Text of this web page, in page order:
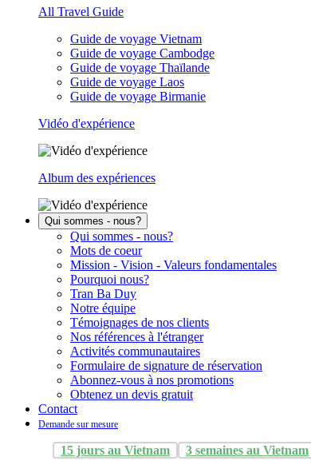
All Travel Guide
Guide de voyage Vietnam
Guide de voyage Cambodge
Guide de voyage Thaïlande
Guide de voyage Laos
Guide de voyage Birmanie
Vidéo d'expérience
Album des expériences
Qui sommes - nous?
Qui sommes - nous?
Mots de coeur
Mission - Vision - Valeurs fondamentales
Pourquoi nous?
Tran Ba Duy
Notre équipe
Témoignages de nos clients
Nos références à l'étranger
Activités communautaires
Formulaire de signature de réservation
Abonnez-vous à nos promotions
Obtenez un devis gratuit
Contact
Demande sur mesure
15 jours au Vietnam 3 semaines au Vietnam